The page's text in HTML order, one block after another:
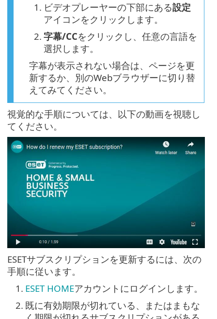
1. ビデオプレーヤーの下部にある設定
アイコンをクリックします。
2. 字幕/CCをクリックし、任意の言語を
選択します。
字幕が表示されない場合は、ページを更
新するか、別のWebブラウザーに切り替
えてみてください。
視覚的な手順については、以下の動画を視聴し
てください。
ESETサブスクリプションを更新するには、次の
手順に従います。
1. ESET HOMEアカウントにログインします。
2. 既に有効期限が切れている、またはまもな